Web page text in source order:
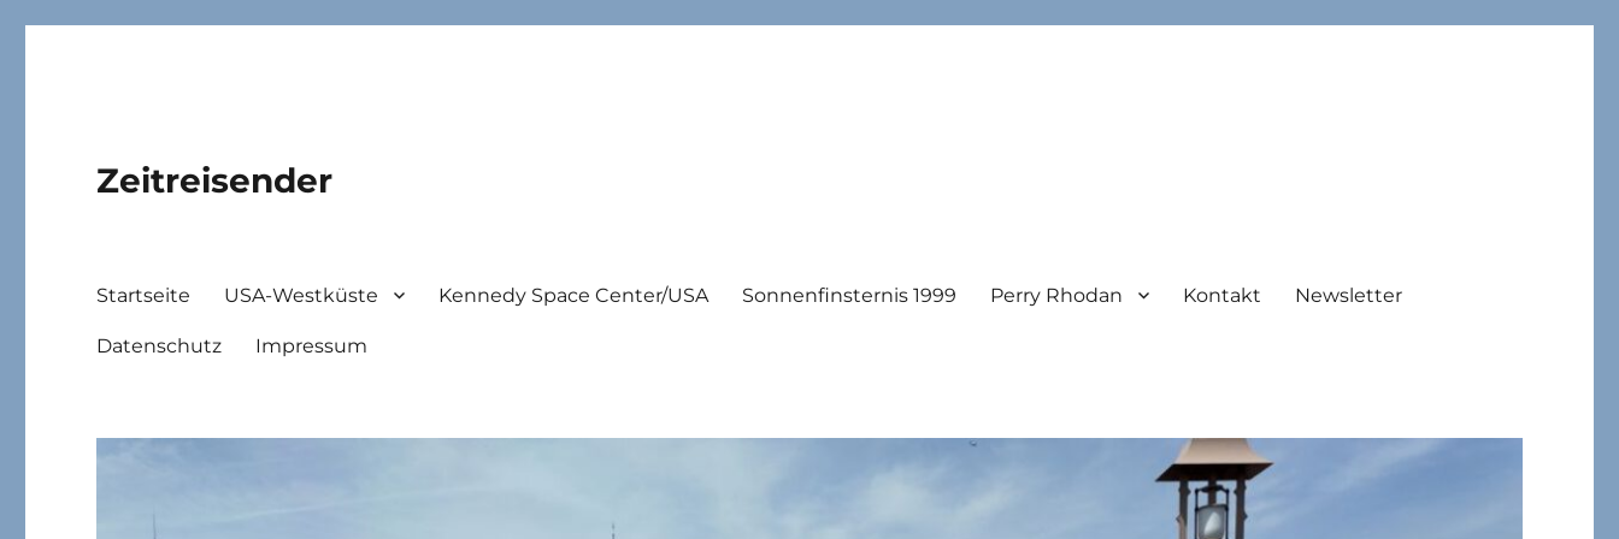
Zeitreisender
Startseite USA-Westküste Kennedy Space Center/USA Sonnenfinsternis 1999 Perry Rhodan Kontakt Newsletter
Datenschutz Impressum